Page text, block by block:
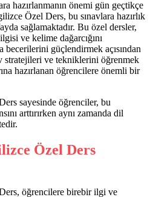
hazırlanmanın önemi gün geçtikçe
Özel Ders, bu sınavlara hazırlık
sağlamaktadır. Bu özel dersler,
ve kelime dağarcığını
güçlendirmek açısından
stratejileri ve tekniklerini öğrenmek
hazırlanan öğrencilere önemli bir
sayesinde öğrenciler, bu
arttırırken aynı zamanda dil
Özel Ders
öğrencilere birebir ilgi ve